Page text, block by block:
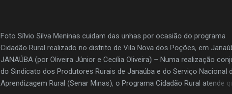
Foto Sílvio Silva Meninas cuidam das unhas por ocasião do programa
Cidadão Rural realizado no distrito de Vila Nova dos Poções, em
JANAÚBA (por Oliveira Júnior e Cecília Oliveira) – Numa realização
do Sindicato dos Produtores Rurais de Janaúba e do Serviço Nacional
Aprendizagem Rural (Senar Minas), o Programa Cidadão Rural atende